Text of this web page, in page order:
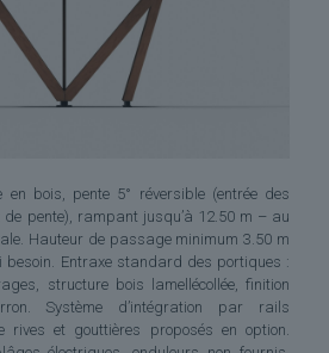
en bois, pente 5° réversible (entrée des
pente), rampant jusqu’à 12.50 m – au
Hauteur de passage minimum 3.50 m
besoin. Entraxe standard des portiques :
structure bois lamellécollée, finition
Système d’intégration par rails
et gouttières proposés en option.